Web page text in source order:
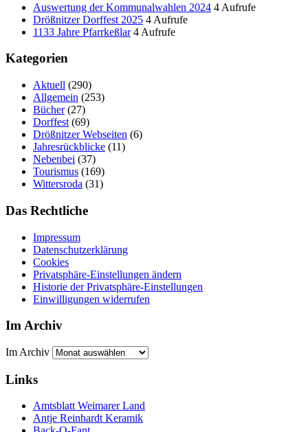
Auswertung der Kommunalwahlen 2024 4 Aufrufe
Drößnitzer Dorffest 2025 4 Aufrufe
1133 Jahre Pfarrkeßlar 4 Aufrufe
Kategorien
Aktuell (290)
Allgemein (253)
Bücher(27)
Dorffest (69)
Drößnitzer Webseiten (6)
Jahresrückblicke (11)
Nebenbei (37)
Tourismus (169)
Wittersroda (31)
Das Rechtliche
Impressum
Datenschutzerklärung
Cookies
Privatsphäre-Einstellungen ändern
Historie der Privatsphäre-Einstellungen
Einwilligungen widerrufen
Im Archiv
Im Archiv
Links
Amtsblatt Weimarer Land
Antje Reinhardt Keramik